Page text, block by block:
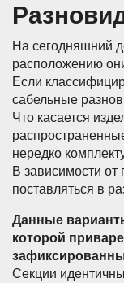
На сегодняшний
расположению
Если
сабельные
Что касается
нередко
В зависимости от
поставляться в
Данные
которой
Секции